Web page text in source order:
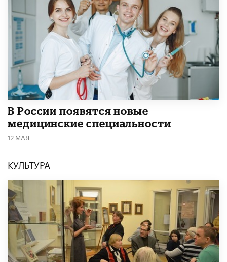
В России появятся новые
медицинские специальности
12 МАЯ
КУЛЬТУРА